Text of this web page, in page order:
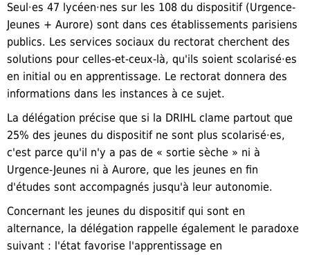
Seul·es 47 lycéen·nes sur les 108 du dispositif (Urgence-
Jeunes + Aurore) sont dans ces établissements parisiens
publics. Les services sociaux du rectorat cherchent des
solutions pour celles-et-ceux-là, qu'ils soient scolarisé·es
en initial ou en apprentissage. Le rectorat donnera des
informations dans les instances à ce sujet.
La délégation précise que si la DRIHL clame partout que
25% des jeunes du dispositif ne sont plus scolarisé·es,
c'est parce qu'il n'y a pas de « sortie sèche » ni à
Urgence-Jeunes ni à Aurore, que les jeunes en fin
d'études sont accompagnés jusqu'à leur autonomie.
Concernant les jeunes du dispositif qui sont en
alternance, la délégation rappelle également le paradoxe
suivant : l'état favorise l'apprentissage en